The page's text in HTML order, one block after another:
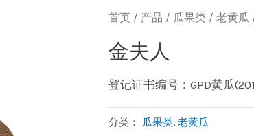
首页 / 产品 / 瓜果类 / 老黄瓜
金夫人
登记证书编号：GPD黃瓜
分类： 瓜果类, 老黄瓜